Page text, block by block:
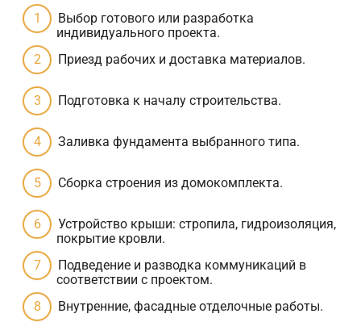
Выбор готового или разработка
индивидуального проекта.
Приезд рабочих и доставка материалов.
Подготовка к началу строительства.
Заливка фундамента выбранного типа.
Сборка строения из домокомплекта.
Устройство крыши: стропила, гидроизоляция,
покрытие кровли.
Подведение и разводка коммуникаций в
соответствии с проектом.
Внутренние, фасадные отделочные работы.